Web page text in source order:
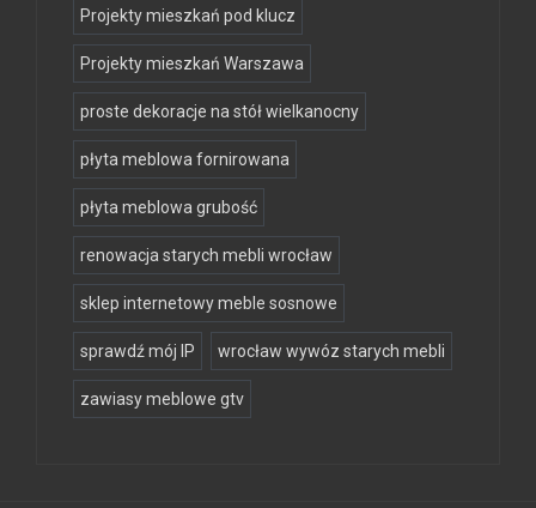
Projekty mieszkań pod klucz
Projekty mieszkań Warszawa
proste dekoracje na stół wielkanocny
płyta meblowa fornirowana
płyta meblowa grubość
renowacja starych mebli wrocław
sklep internetowy meble sosnowe
sprawdź mój IP wrocław wywóz starych mebli
zawiasy meblowe gtv